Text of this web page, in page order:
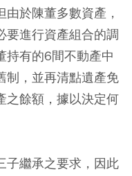
於陳董多數資產，
要進行資產組合的調
持有的6間不動產中
制，並再清點遺產免
之餘額，據以決定何
子繼承之要求，因此